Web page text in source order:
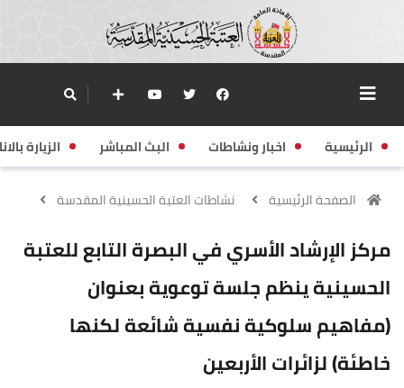
الرئيسية اخبار ونشاطات البث المباشر الزيارة
الصفحة الرئيسية نشاطات العتبة الحسينية المقدسة
مركز الإرشاد الأسري في البصرة التابع للعتبة
الحسينية ينظم جلسة توعوية بعنوان
(مفاهيم سلوكية نفسية شائعة لكنها
خاطئة) لزائرات الأربعين